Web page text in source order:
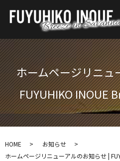
ホームページリニュ
FUYUHIKO INOUE
HOME
お知らせ
ホームページリニューアルのお知らせ |